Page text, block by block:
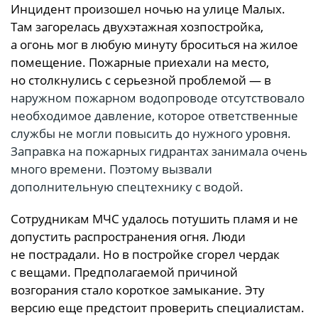
Инцидент произошел ночью на улице Малых.
Там загорелась двухэтажная хозпостройка,
а огонь мог в любую минуту броситься на жилое
помещение. Пожарные приехали на место,
но столкнулись с серьезной проблемой — в
наружном пожарном водопроводе отсутствовало
необходимое давление, которое ответственные
службы не могли повысить до нужного уровня.
Заправка на пожарных гидрантах занимала очень
много времени. Поэтому вызвали
дополнительную спецтехнику с водой.
Сотрудникам МЧС удалось потушить пламя и не
допустить распространения огня. Люди
не пострадали. Но в постройке сгорел чердак
с вещами. Предполагаемой причиной
возгорания стало короткое замыкание. Эту
версию еще предстоит проверить специалистам.